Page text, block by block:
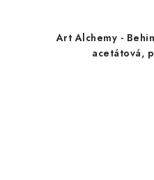
Art Alchemy -
acetátová,